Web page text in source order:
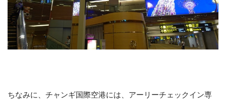
ちなみに、チャンギ国際空港には、アーリーチェックイン専